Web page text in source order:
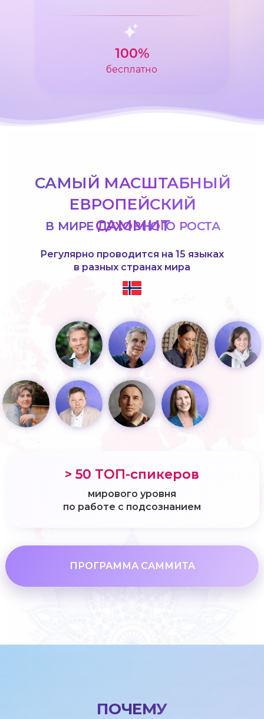
100%
бесплатно
мирового уровня
по работе с подсознанием
> 50 ТОП-спикеров
ПРОГРАММА САММИТА
Регулярно проводится на 15 языках
в разных странах мира
В МИРЕ ДУХОВНОГО РОСТА
САМЫЙ МАСШТАБНЫЙ
ЕВРОПЕЙСКИЙ
САММИТ
ПОЧЕМУ